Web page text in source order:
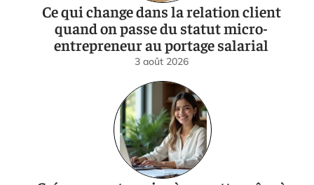
Ce qui change dans la relation client
quand on passe du statut micro-
entrepreneur au portage salarial
3 août 2026